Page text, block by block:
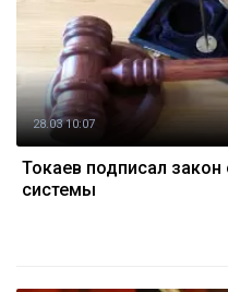
28.03 10:07
Токаев подписал
системы